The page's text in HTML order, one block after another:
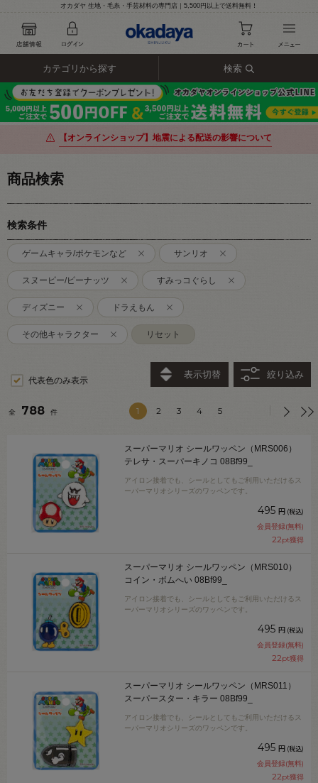
オカダヤ 生地・毛糸・手芸材料の専門店｜5,500円以上で送料無料！
カテゴリから探す 検索
【オンラインショップ】地震による配送の影響について
商品検索
検索条件
ゲームキャラ/ポケモンなど サンリオ
スヌーピー/ピーナッツ すみっコぐらし
ディズニー ドラえもん
その他キャラクター リセット
代表色のみ表示
表示切替 絞り込み
全 788 件 1 2 3 4 5
スーパーマリオ シールワッペン（MRS006）
テレサ・スーパーキノコ 08Bf99_
アイロン接着でも、シールとしてもご利用いただけるス
ーパーマリオシリーズのワッペンです。
495 円 (税込)
会員登録(無料)
22pt獲得
スーパーマリオ シールワッペン（MRS010）
コイン・ボムへい 08Bf99_
アイロン接着でも、シールとしてもご利用いただけるス
ーパーマリオシリーズのワッペンです。
495 円 (税込)
会員登録(無料)
22pt獲得
スーパーマリオ シールワッペン（MRS011）
スーパースター・キラー 08Bf99_
アイロン接着でも、シールとしてもご利用いただけるス
ーパーマリオシリーズのワッペンです。
495 円 (税込)
会員登録(無料)
22pt獲得